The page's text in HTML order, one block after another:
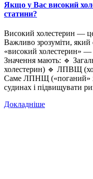
Якщо у Вас високий
статини?
Високий холестерин —
Важливо зрозуміти,
«високий холестерин» —
Значення мають: 🔹
холестерин) 🔹 ЛПВЩ
Саме ЛПНЩ («поганий»
судинах і підвищувати
Докладніше